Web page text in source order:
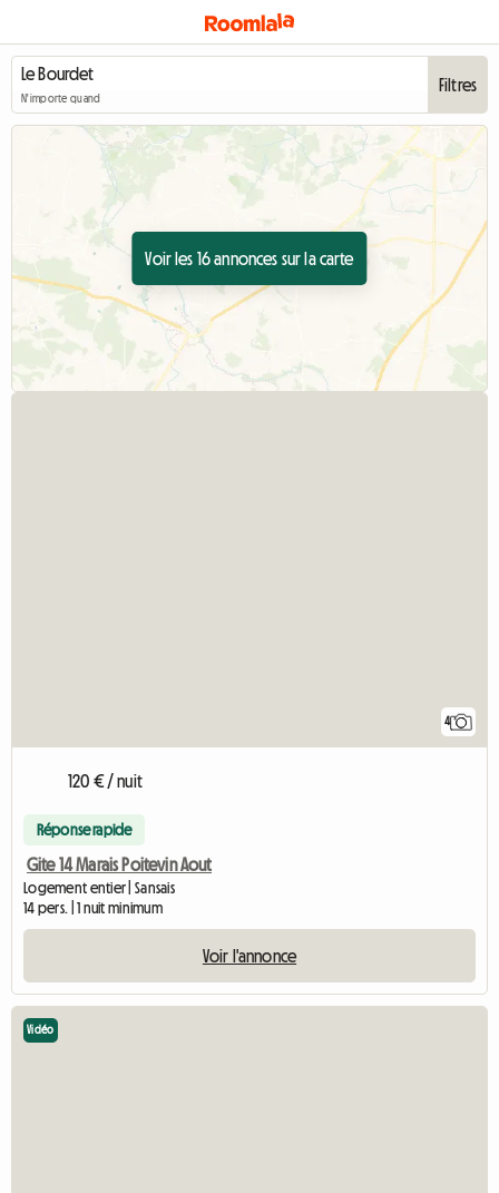
N'importe quand
Filtres
Voir les 16 annonces sur la carte
4
120 € / nuit
Réponse rapide
Gite 14 Marais Poitevin Aout
Logement entier | Sansais
14 pers. | 1 nuit minimum
Voir l'annonce
Vidéo